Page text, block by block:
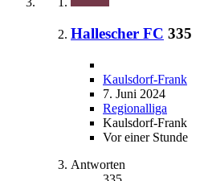
Hallescher FC 335
Kaulsdorf-Frank
7. Juni 2024
Regionalliga
Kaulsdorf-Frank
Vor einer Stunde
Antworten